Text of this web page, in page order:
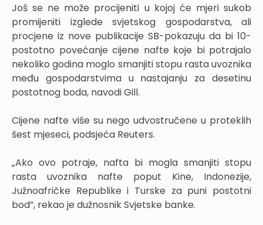
Još se ne može procijeniti u kojoj će mjeri sukob
promijeniti izglede svjetskog gospodarstva, ali
procjene iz nove publikacije SB-pokazuju da bi 10-
postotno povećanje cijene nafte koje bi potrajalo
nekoliko godina moglo smanjiti stopu rasta uvoznika
među gospodarstvima u nastajanju za desetinu
postotnog boda, navodi Gill.
Cijene nafte više su nego udvostručene u proteklih
šest mjeseci, podsjeća Reuters.
„Ako ovo potraje, nafta bi mogla smanjiti stopu
rasta uvoznika nafte poput Kine, Indonezije,
Južnoafričke Republike i Turske za puni postotni
bod”, rekao je dužnosnik Svjetske banke.